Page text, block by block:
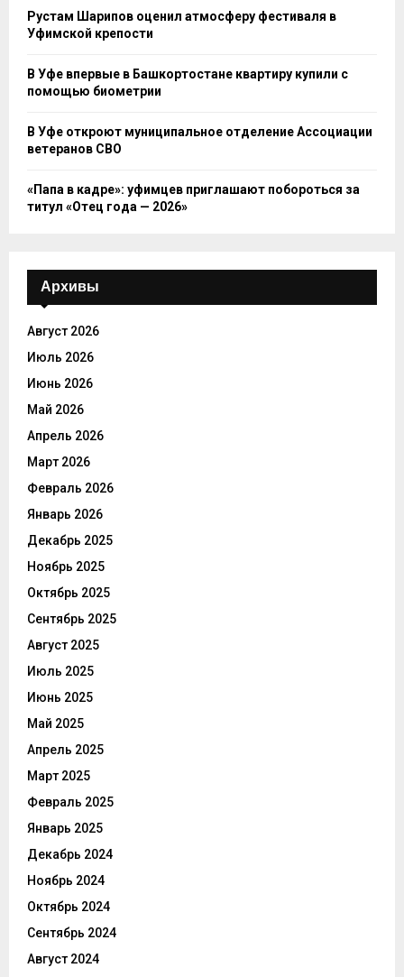
Рустам Шарипов оценил атмосферу фестиваля в
Уфимской крепости
В Уфе впервые в Башкортостане квартиру купили с
помощью биометрии
В Уфе откроют муниципальное отделение Ассоциации
ветеранов СВО
«Папа в кадре»: уфимцев приглашают побороться за
титул «Отец года — 2026»
Архивы
Август 2026
Июль 2026
Июнь 2026
Май 2026
Апрель 2026
Март 2026
Февраль 2026
Январь 2026
Декабрь 2025
Ноябрь 2025
Октябрь 2025
Сентябрь 2025
Август 2025
Июль 2025
Июнь 2025
Май 2025
Апрель 2025
Март 2025
Февраль 2025
Январь 2025
Декабрь 2024
Ноябрь 2024
Октябрь 2024
Сентябрь 2024
Август 2024